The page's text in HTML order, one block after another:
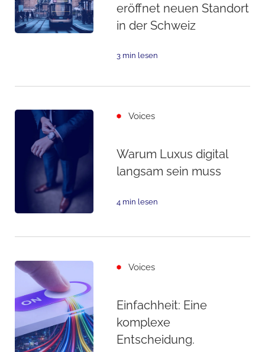
eröffnet neuen Standort
in der Schweiz
3 min lesen
Voices
Warum Luxus digital
langsam sein muss
4 min lesen
Voices
Einfachheit: Eine
komplexe
Entscheidung.